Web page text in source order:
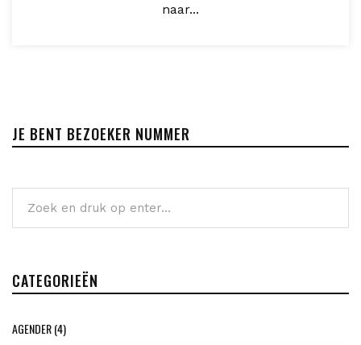
naar...
JE BENT BEZOEKER NUMMER
CATEGORIEËN
AGENDER(4)